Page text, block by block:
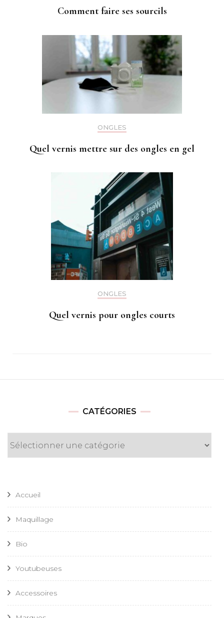
Comment faire ses sourcils
ONGLES
Quel vernis mettre sur des ongles en gel
ONGLES
Quel vernis pour ongles courts
CATÉGORIES
Accueil
Maquillage
Bio
Youtubeuses
Accessoires